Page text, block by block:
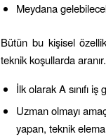
Meydana
Bütün bu kişisel
teknik koşullarda
İlk olarak A sınıfı
Uzman olmayı
yapan, teknik